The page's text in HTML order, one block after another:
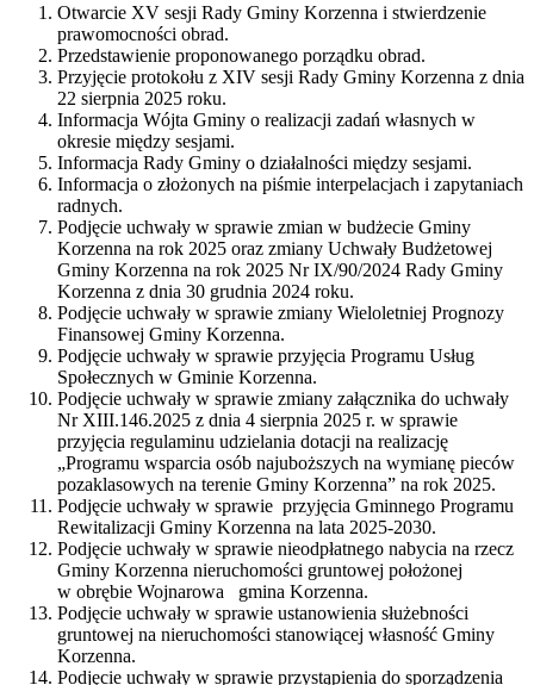
Otwarcie XV sesji Rady Gminy Korzenna i stwierdzenie
prawomocności obrad.
Przedstawienie proponowanego porządku obrad.
Przyjęcie protokołu z XIV sesji Rady Gminy Korzenna z dnia
22 sierpnia 2025 roku.
Informacja Wójta Gminy o realizacji zadań własnych w
okresie między sesjami.
Informacja Rady Gminy o działalności między sesjami.
Informacja o złożonych na piśmie interpelacjach i zapytaniach
radnych.
Podjęcie uchwały w sprawie zmian w budżecie Gminy
Korzenna na rok 2025 oraz zmiany Uchwały Budżetowej
Gminy Korzenna na rok 2025 Nr IX/90/2024 Rady Gminy
Korzenna z dnia 30 grudnia 2024 roku.
Podjęcie uchwały w sprawie zmiany Wieloletniej Prognozy
Finansowej Gminy Korzenna.
Podjęcie uchwały w sprawie przyjęcia Programu Usług
Społecznych w Gminie Korzenna.
Podjęcie uchwały w sprawie zmiany załącznika do uchwały
Nr XIII.146.2025 z dnia 4 sierpnia 2025 r. w sprawie
przyjęcia regulaminu udzielania dotacji na realizację
„Programu wsparcia osób najuboższych na wymianę pieców
pozaklasowych na terenie Gminy Korzenna” na rok 2025.
Podjęcie uchwały w sprawie przyjęcia Gminnego Programu
Rewitalizacji Gminy Korzenna na lata 2025-2030.
Podjęcie uchwały w sprawie nieodpłatnego nabycia na rzecz
Gminy Korzenna nieruchomości gruntowej położonej
w obrębie Wojnarowa gmina Korzenna.
Podjęcie uchwały w sprawie ustanowienia służebności
gruntowej na nieruchomości stanowiącej własność Gminy
Korzenna.
Podjęcie uchwały w sprawie przystąpienia do sporządzenia